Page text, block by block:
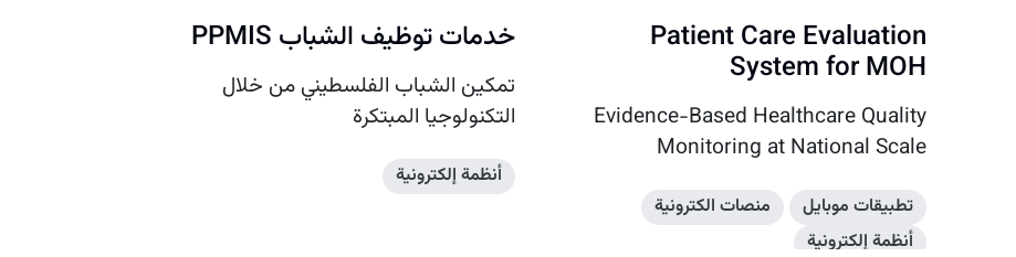
خدمات توظيف الشباب PPMIS
تمكين الشباب الفلسطيني من خلال
التكنولوجيا المبتكرة
أنظمة إلكترونية
Patient Care Evaluation
System for MOH
Evidence-Based Healthcare Quality
Monitoring at National Scale
تطبيقات موبايل
منصات الكترونية
أنظمة إلكترونية